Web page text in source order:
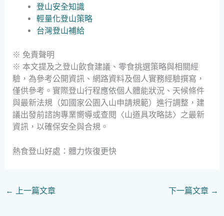
登山安全知識
輕量化登山策略
台灣登山補給
※ 免責聲明
※ 本文提及之登山飲食建議、零食挑選策略與相關經
驗，為參考公開資訊、網路資料及個人實務經驗撰寫，
僅供參考。實際登山行程應依個人體能狀況、天候條件
與最新法規（如國家公園入山申請規範）進行調整，建
議出發前諮詢專業嚮導或查閱〈山道具攻略誌〉之最新
資訊，以確保安全與合規。
熱食登山好處：體力恢復更快
← 上一篇文章 下一篇文章 →